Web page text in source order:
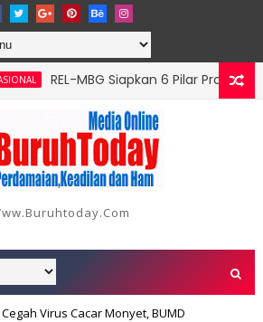
‎REL-MBG Siapkan 6 Pilar Program
Karya Uji Coba Contraflow di KM 55
Cegah Virus Cacar Monyet, BUMD